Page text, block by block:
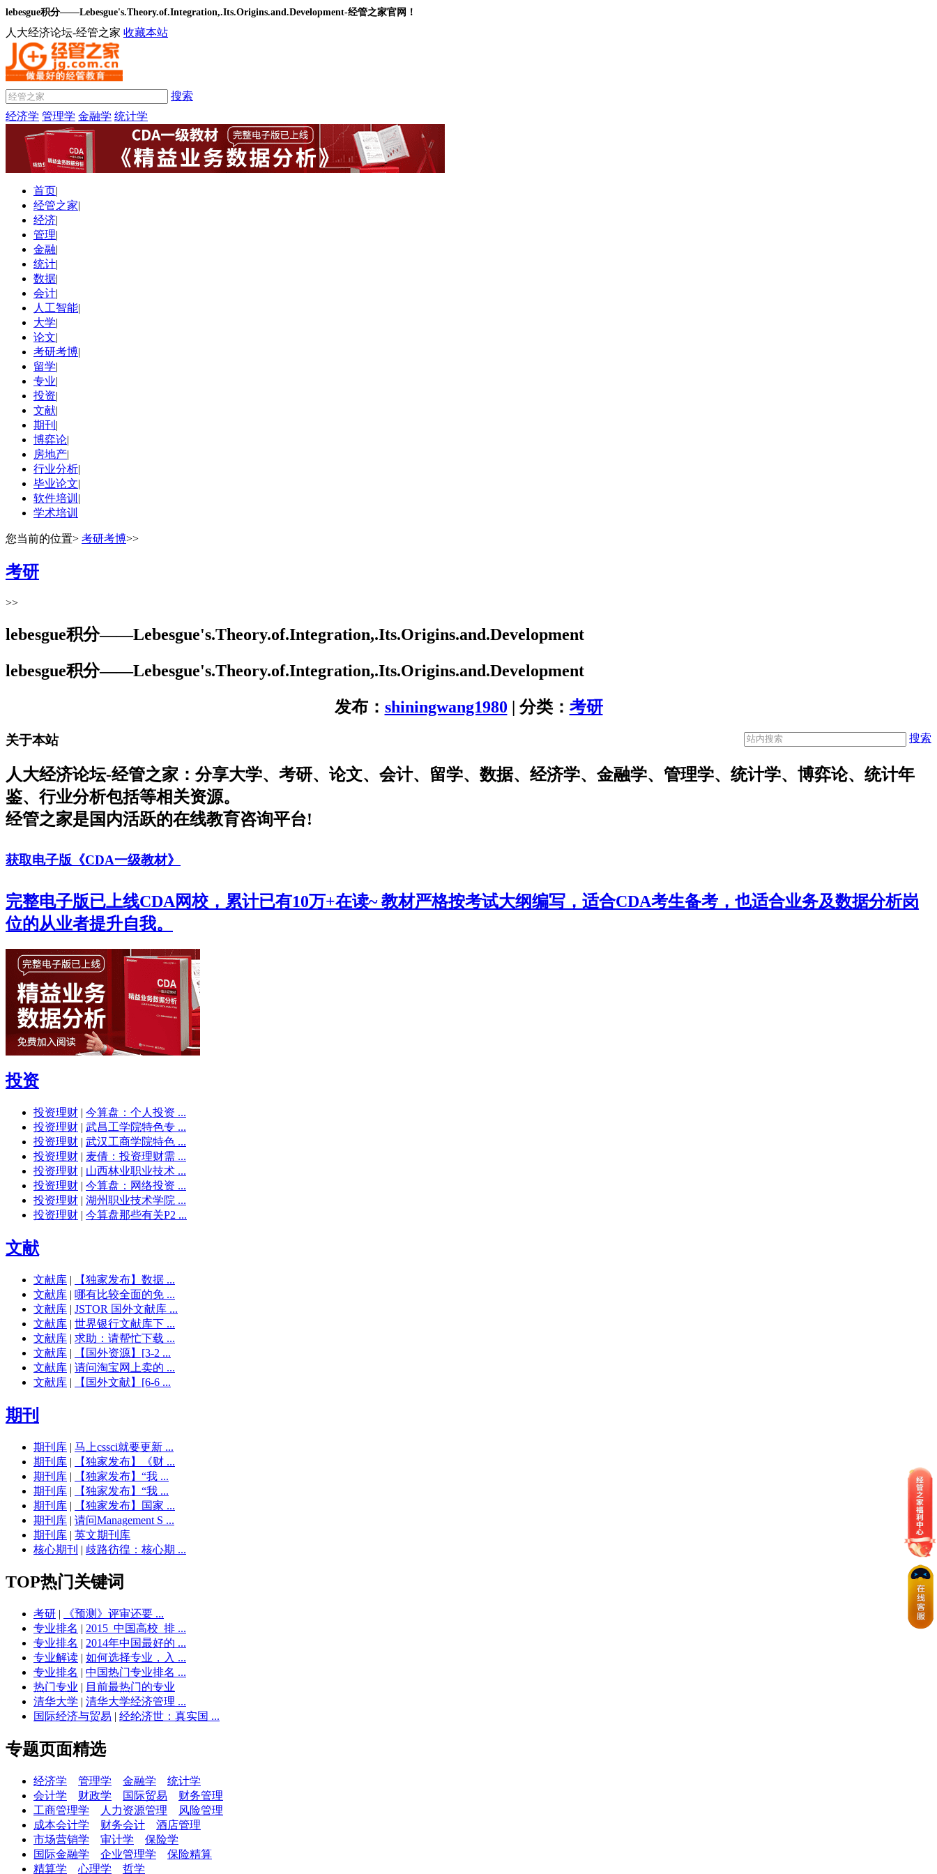
lebesgue积分——Lebesgue's.Theory.of.Integration,.Its.Origins.and.Development-经管之家官网！
人大经济论坛-经管之家 收藏本站
搜索
经济学 管理学 金融学 统计学
首页|
经管之家|
经济|
管理|
金融|
统计|
数据|
会计|
人工智能|
大学|
论文|
考研考博|
留学|
专业|
投资|
文献|
期刊 |
博弈论|
房地产|
行业分析|
毕业论文|
软件培训 |
学术培训
您当前的位置> 考研考博>>
考研
>>
lebesgue积分——Lebesgue's.Theory.of.Integration,.Its.Origins.and.Development
lebesgue积分——Lebesgue's.Theory.of.Integration,.Its.Origins.and.Development
发布： shiningwang1980 | 分类： 考研
搜索
关于本站
人大经济论坛-经管之家：分享大学、考研、论文、会计、留学、数据、经济学、金融学、管理学、统计学、博弈论、统计年
鉴、行业分析包括等相关资源。
经管之家是国内活跃的在线教育咨询平台!
获取电子版《CDA一级教材》
完整电子版已上线CDA网校，累计已有10万+在读~ 教材严格按考试大纲编写，适合CDA考生备考，也适合业务及数据分析岗
位的从业者提升自我。
投资
投资理财 | 今算盘：个人投资 ...
投资理财 | 武昌工学院特色专 ...
投资理财 | 武汉工商学院特色 ...
投资理财 | 麦倩：投资理财需 ...
投资理财 | 山西林业职业技术 ...
投资理财 | 今算盘：网络投资 ...
投资理财 | 湖州职业技术学院 ...
投资理财 | 今算盘那些有关P2 ...
文献
文献库 |
【独家发布】数据 ...
文献库 | 哪有比较全面的免 ...
文献库 | JSTOR 国外文献库 ...
文献库 | 世界银行文献库下 ...
文献库 | 求助：请帮忙下载 ...
文献库 |
【国外资源】[3-2 ...
文献库 | 请问淘宝网上卖的 ...
文献库 | 【国外文献】[6-6 ...
期刊
期刊库 | 马上cssci就要更新 ...
期刊库 |
【独家发布】《财 ...
期刊库 |
【独家发布】“我 ...
期刊库 |
【独家发布】“我 ...
期刊库 |
【独家发布】国家 ...
期刊库 | 请问Management S ...
期刊库 | 英文期刊库
核心期刊 | 歧路彷徨：核心期 ...
TOP热门关键词
考研 |
《预测》评审还要 ...
专业排名 | 2015_中国高校_排 ...
专业排名 | 2014年中国最好的 ...
专业解读 | 如何选择专业，入 ...
专业排名 | 中国热门专业排名 ...
热门专业 | 目前最热门的专业
清华大学 | 清华大学经济管理 ...
国际经济与贸易 | 经纶济世：真实国 ...
专题页面精选
经济学 管理学 金融学
统计学
会计学
财政学 国际贸易
财务管理
工商管理学
人力资源管理
风险管理
成本会计学
财务会计
酒店管理
市场营销学
审计学
保险学
国际金融学
企业管理学
保险精算
精算学
心理学 哲学